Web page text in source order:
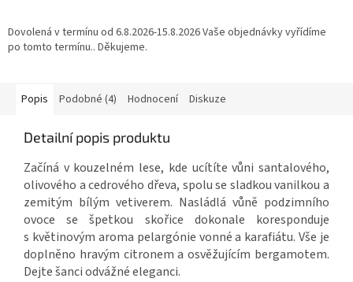
Dovolená v termínu od 6.8.2026-15.8.2026 Vaše objednávky vyřídíme
po tomto termínu.. Děkujeme.
Popis Podobné (4) Hodnocení Diskuze
Detailní popis produktu
Začíná v kouzelném lese, kde ucítíte vůni santalového,
olivového a cedrového dřeva, spolu se sladkou vanilkou a
zemitým bílým vetiverem. Nasládlá vůně podzimního
ovoce se špetkou skořice dokonale koresponduje
s květinovým aroma pelargónie vonné a karafiátu. Vše je
doplněno hravým citronem a osvěžujícím bergamotem.
Dejte šanci odvážné eleganci.